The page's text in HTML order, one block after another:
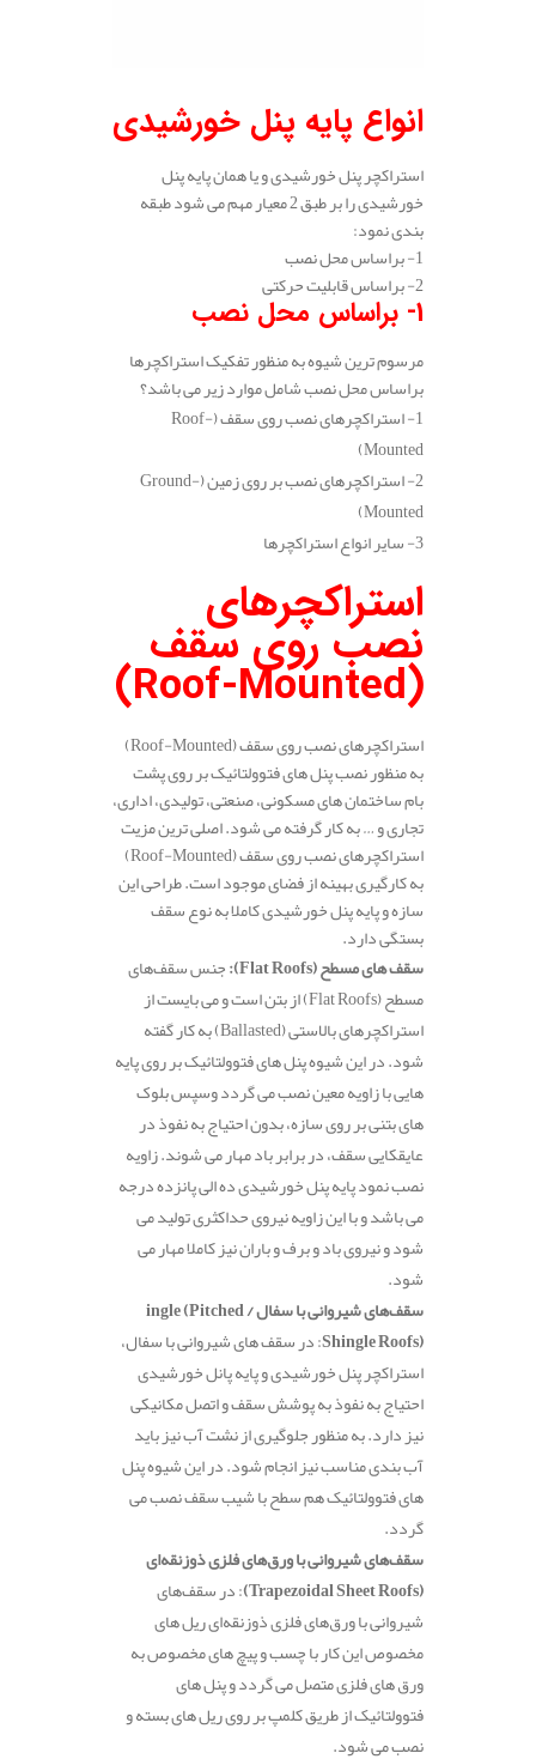
انواع پایه پنل خورشیدی
استراکچر پنل خورشیدی و یا همان پایه پنل
خورشیدی را بر طبق 2 معیار مهم می شود طبقه
بندی نمود:
1- براساس محل نصب
2- براساس قابلیت حرکتی
1- براساس محل نصب
مرسوم ترین شیوه به منظور تفکیک استراکچرها
براساس محل نصب شامل موارد زیر می باشد؟
1- استراکچرهای نصب روی سقف (Roof-
Mounted)
2- استراکچرهای نصب بر روی زمین (Ground-
Mounted)
3- سایر انواع استراکچرها
استراکچرهای
نصب روی سقف
(Roof-Mounted)
استراکچرهای نصب روی سقف (Roof-Mounted)
به منظور نصب پنل های فتوولتائیک بر روی پشت
بام ساختمان های مسکونی، صنعتی، تولیدی، اداری،
تجاری و … به کار گرفته می شود. اصلی ترین مزیت
استراکچرهای نصب روی سقف (Roof-Mounted)
به کارگیری بهینه از فضای موجود است. طراحی این
سازه و پایه پنل خورشیدی کاملا به نوع سقف
بستگی دارد.
سقف‌ های مسطح (Flat Roofs):
جنس سقف‌های
مسطح (Flat Roofs) از بتن است و می بایست از
استراکچرهای بالاستی (Ballasted) به کار گفته
شود. در این شیوه پنل های فتوولتائیک بر روی پایه
هایی با زاویه معین نصب می گردد وسپس بلوک
های بتنی بر روی سازه، بدون احتیاج به نفوذ در
عایقکایی سقف، در برابر باد مهار می شوند. زاویه
نصب نمود پایه پنل خورشیدی ده الی پانزده درجه
می باشد و با این زاویه نیروی حداکثری تولید می
شود و نیروی باد و برف و باران نیز کاملا مهار می
شود.
سقف‌های شیروانی با سفال ingle (Pitched /
Shingle Roofs): در سقف‌ های شیروانی با سفال،
استراکچر پنل خورشیدی و پایه پانل خورشیدی
احتیاج به نفوذ به پوشش سقف و اتصل مکانیکی
نیز دارد. به منظور جلوگیری از نشت آب نیز باید
آب بندی مناسب نیز انجام شود. در این شیوه پنل
های فتوولتائیک هم سطح با شیب سقف نصب می
گردد.
سقف‌های شیروانی با ورق‌های فلزی ذوزنقه‌ای
(Trapezoidal Sheet Roofs)
: در سقف‌های
شیروانی با ورق‌های فلزی ذوزنقه‌ای ریل های
مخصوص این کار با چسب و پیچ های مخصوص به
ورق های فلزی متصل می گردد و پنل های
فتوولتائیک از طریق کلمپ بر روی ریل های بسته و
نصب می شود.